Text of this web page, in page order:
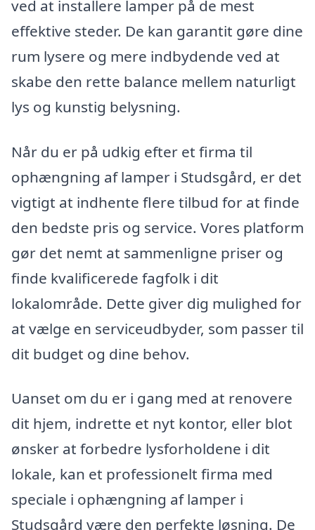
ved at installere lamper på de mest
effektive steder. De kan garantit gøre dine
rum lysere og mere indbydende ved at
skabe den rette balance mellem naturligt
lys og kunstig belysning.
Når du er på udkig efter et firma til
ophængning af lamper i Studsgård, er det
vigtigt at indhente flere tilbud for at finde
den bedste pris og service. Vores platform
gør det nemt at sammenligne priser og
finde kvalificerede fagfolk i dit
lokalområde. Dette giver dig mulighed for
at vælge en serviceudbyder, som passer til
dit budget og dine behov.
Uanset om du er i gang med at renovere
dit hjem, indrette et nyt kontor, eller blot
ønsker at forbedre lysforholdene i dit
lokale, kan et professionelt firma med
speciale i ophængning af lamper i
Studsgård være den perfekte løsning. De